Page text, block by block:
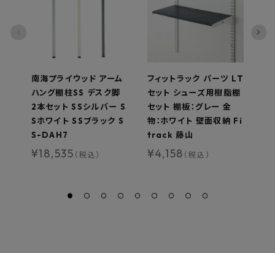
南海プライウッド アーム
ハング棚柱SS デスク脚
2本セット SSシルバー S
Sホワイト SSブラック S
S-DAH7
¥18,535 （税込）
フィットラック パーツ LT
セット シューズ用樹脂棚
セット 棚板：グレー 金
物：ホワイト 壁面収納 Fi
track 藤山
¥4,158 （税込）